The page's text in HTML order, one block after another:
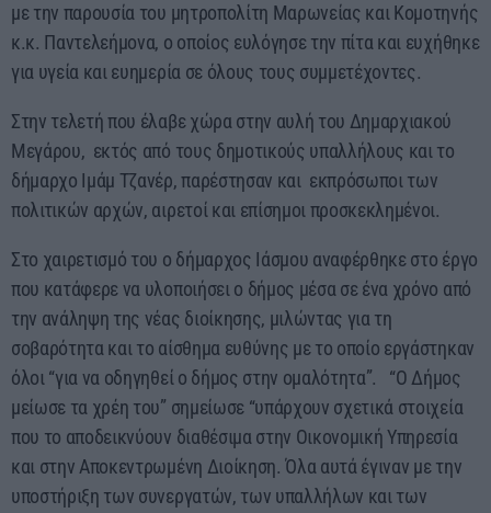
με την παρουσία του μητροπολίτη Μαρωνείας και Κομοτηνής
κ.κ. Παντελεήμονα, ο οποίος ευλόγησε την πίτα και ευχήθηκε
για υγεία και ευημερία σε όλους τους συμμετέχοντες.
Στην τελετή που έλαβε χώρα στην αυλή του Δημαρχιακού
Μεγάρου, εκτός από τους δημοτικούς υπαλλήλους και το
δήμαρχο Ιμάμ Τζανέρ, παρέστησαν και εκπρόσωποι των
πολιτικών αρχών, αιρετοί και επίσημοι προσκεκλημένοι.
Στο χαιρετισμό του ο δήμαρχος Ιάσμου αναφέρθηκε στο έργο
που κατάφερε να υλοποιήσει ο δήμος μέσα σε ένα χρόνο από
την ανάληψη της νέας διοίκησης, μιλώντας για τη
σοβαρότητα και το αίσθημα ευθύνης με το οποίο εργάστηκαν
όλοι “για να οδηγηθεί ο δήμος στην ομαλότητα”. “Ο Δήμος
μείωσε τα χρέη του” σημείωσε “υπάρχουν σχετικά στοιχεία
που το αποδεικνύουν διαθέσιμα στην Οικονομική Υπηρεσία
και στην Αποκεντρωμένη Διοίκηση. Όλα αυτά έγιναν με την
υποστήριξη των συνεργατών, των υπαλλήλων και των